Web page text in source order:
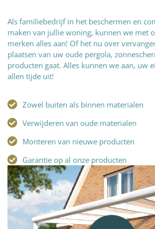
Als familiebedrijf in het beschermen en
maken van jullie woning, kunnen we met
merken alles aan! Of het nu over
plaatsen van uw oude pergola,
producten gaat. Alles kunnen we aan, uw
allen tijde uit!
Zowel buiten als binnen materialen
Verwijderen van oude materialen
Monteren van nieuwe producten
Garantie op al onze producten